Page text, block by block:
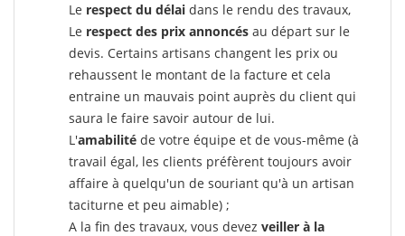
Le respect du délai dans le rendu des travaux,
Le respect des prix annoncés au départ sur le
devis. Certains artisans changent les prix ou
rehaussent le montant de la facture et cela
entraine un mauvais point auprès du client qui
saura le faire savoir autour de lui.
L'amabilité de votre équipe et de vous-même (à
travail égal, les clients préfèrent toujours avoir
affaire à quelqu'un de souriant qu'à un artisan
taciturne et peu aimable) ;
A la fin des travaux, vous devez veiller à la